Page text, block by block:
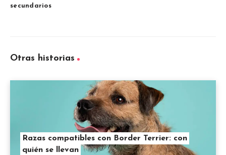
secundarios
Otras historias
Razas compatibles con Border Terrier: con
quién se llevan